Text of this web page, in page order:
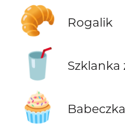
🥐 Rogalik
🥤 Szklanka
🧁 Babeczka